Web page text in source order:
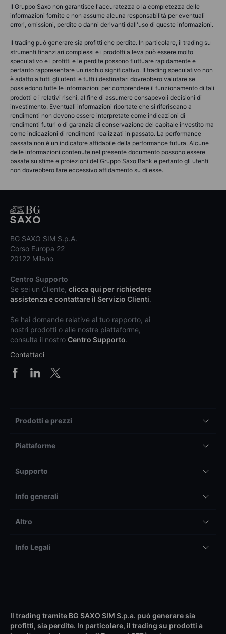
Il Gruppo Saxo non garantisce l'accuratezza o la completezza delle
informazioni fornite e non assume alcuna responsabilità per eventuali
errori, omissioni, perdite o danni derivanti dall'uso di queste informazioni.
Il trading può generare sia profitti che perdite. In particolare, il trading su
strumenti finanziari complessi e i prodotti a leva può essere molto
speculativo e i profitti e le perdite possono fluttuare rapidamente e
pertanto rappresentare un rischio significativo. Il trading speculativo non
è adatto a tutti gli utenti e tutti i destinatari dovrebbero valutare se
possiedono tutte le informazioni per comprendere il funzionamento di tali
prodotti e i relativi rischi, al fine di assumere consapevoli decisioni di
investimento. Eventuali informazioni riportate che si riferiscano a
rendimenti non devono essere interpretate come indicazioni di
rendimenti futuri o di garanzia di conservazione del capitale investito ma
come indicazioni di rendimenti realizzati in passato. La performance
passata non è un indicatore affidabile della performance futura. Alcune
delle informazioni contenute nel presente documento possono essere
basate su stime e proiezioni del Gruppo Saxo Bank e pertanto gli utenti
non dovrebbero fare eccessivo affidamento su di esse.
BG SAXO SIM S.p.A.
Corso Europa 22
20122 Milano
Centro Supporto
Se sei un Cliente, clicca qui per richiedere
assistenza e contattare il Servizio Clienti.
Se hai domande relative al tuo rapporto, ai
nostri prodotti o alle nostre piattaforme,
consulta il nostro Centro Supporto.
Contattaci
Prodotti e prezzi
Piattaforme
Supporto
Info generali
Altro
Info Legali
Il trading tramite BG SAXO SIM S.p.a. può generare sia
profitti, sia perdite. In particolare, il trading su prodotti a